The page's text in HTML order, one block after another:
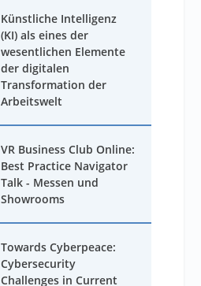
Künstliche Intelligenz
(KI) als eines der
wesentlichen Elemente
der digitalen
Transformation der
Arbeitswelt
VR Business Club Online:
Best Practice Navigator
Talk - Messen und
Showrooms
Towards Cyberpeace:
Cybersecurity
Challenges in Current